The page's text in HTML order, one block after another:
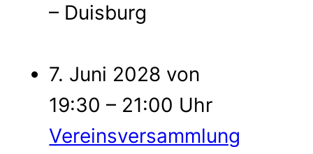
– Duisburg
7. Juni 2028 von
19:30 – 21:00 Uhr
Vereinsversammlung